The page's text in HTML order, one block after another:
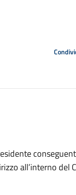
all’interno del